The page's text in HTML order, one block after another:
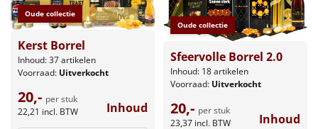
Oude collectie
Kerst Borrel
Inhoud: 37 artikelen
Voorraad: Uitverkocht
20,- per stuk
22,21 incl. BTW Inhoud
Oude collectie
Sfeervolle Borrel 2.0
Inhoud: 18 artikelen
Voorraad: Uitverkocht
20,- per stuk
23,37 incl. BTW Inhoud